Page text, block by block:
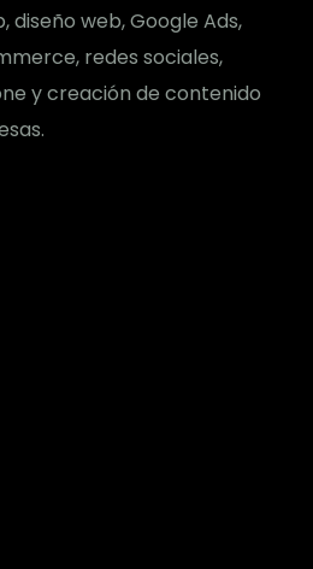
diseño web, Google Ads,
redes sociales,
y creación de contenido